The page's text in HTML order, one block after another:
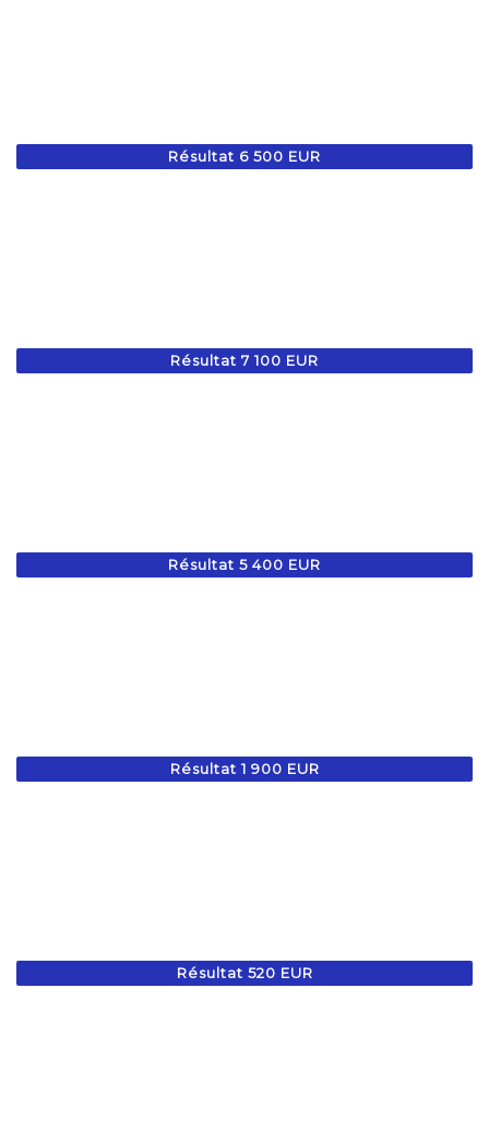
Résultat 6 500 EUR
Résultat 7 100 EUR
Résultat 5 400 EUR
Résultat 1 900 EUR
Résultat 520 EUR